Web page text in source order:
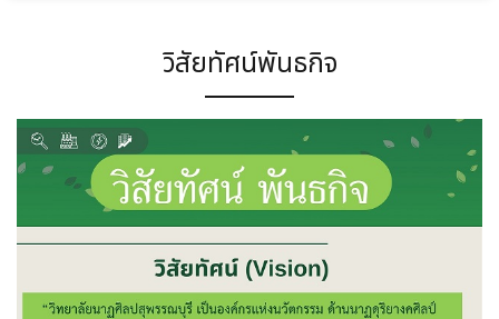
วิสัยทัศน์พันธกิจ